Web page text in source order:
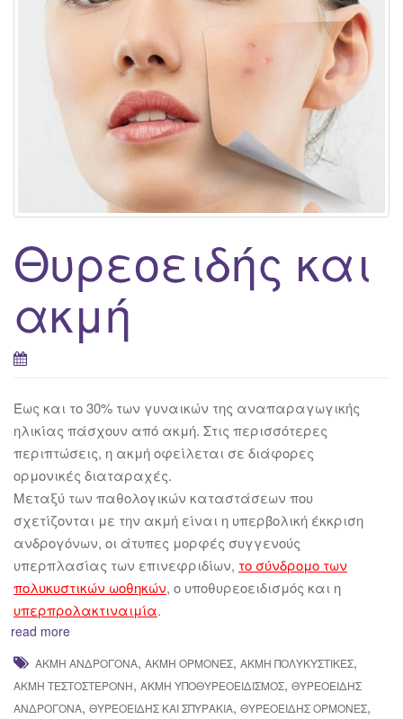
g
Θυρεοειδής και
ακμή
Έως και το 30% των γυναικών της αναπαραγωγικής
ηλικίας πάσχουν από ακμή. Στις περισσότερες
περιπτώσεις, η ακμή οφείλεται σε διάφορες
ορμονικές διαταραχές.
Μεταξύ των παθολογικών καταστάσεων που
σχετίζονται με την ακμή είναι η υπερβολική έκκριση
ανδρογόνων, οι άτυπες μορφές συγγενούς
υπερπλασίας των επινεφριδίων, το σύνδρομο των
πολυκυστικών ωοθηκών, ο υποθυρεοειδισμός και η
υπερπρολακτιναιμία.
read more
ΑΚΜΉ ΑΝΔΡΟΓΌΝΑ, ΑΚΜΉ ΟΡΜΌΝΕΣ, ΑΚΜΉ ΠΟΛΥΚΥΣΤΙΚΈΣ,
ΑΚΜΉ ΤΕΣΤΟΣΤΕΡΌΝΗ, ΑΚΜΉ ΥΠΟΘΥΡΕΟΕΙΔΙΣΜΌΣ, ΘΥΡΕΟΕΙΔΉΣ
ΑΝΔΡΟΓΌΝΑ, ΘΥΡΕΟΕΙΔΉΣ ΚΑΙ ΣΠΥΡΆΚΙΑ, ΘΥΡΕΟΕΙΔΉΣ ΟΡΜΌΝΕΣ,